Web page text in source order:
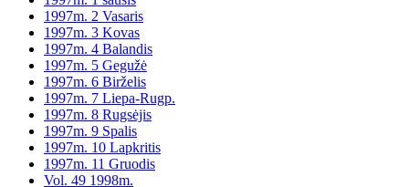
1997m. 2 Vasaris
1997m. 3 Kovas
1997m. 4 Balandis
1997m. 5 Gegužė
1997m. 6 Birželis
1997m. 7 Liepa-Rugp.
1997m. 8 Rugsėjis
1997m. 9 Spalis
1997m. 10 Lapkritis
1997m. 11 Gruodis
Vol. 49 1998m.